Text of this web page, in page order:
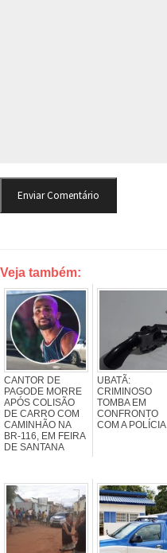
Veja também:
CANTOR DE
PAGODE MORRE
APÓS COLISÃO
DE CARRO COM
CAMINHÃO NA
BR-116, EM FEIRA
DE SANTANA
UBATÃ:
CRIMINOSO
TOMBA EM
CONFRONTO
COM A POLÍCIA